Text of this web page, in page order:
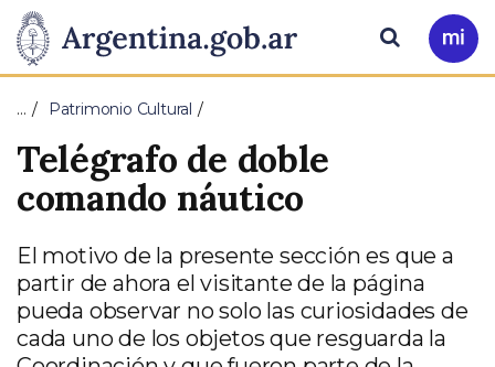
Presidencia
de
la
Nación
Pasar al contenido principal
Ir
a
Buscar
… Patrimonio Cultural
Telégrafo de doble
comando náutico
El motivo de la presente sección es que a
partir de ahora el visitante de la página
pueda observar no solo las curiosidades de
cada uno de los objetos que resguarda la